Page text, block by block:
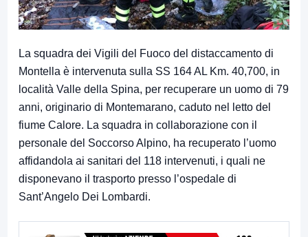
La squadra dei Vigili del Fuoco del distaccamento di
Montella è intervenuta sulla SS 164 AL Km. 40,700, in
località Valle della Spina, per recuperare un uomo di 79
anni, originario di Montemarano, caduto nel letto del
fiume Calore. La squadra in collaborazione con il
personale del Soccorso Alpino, ha recuperato l’uomo
affidandola ai sanitari del 118 intervenuti, i quali ne
disponevano il trasporto presso l’ospedale di
Sant’Angelo Dei Lombardi.